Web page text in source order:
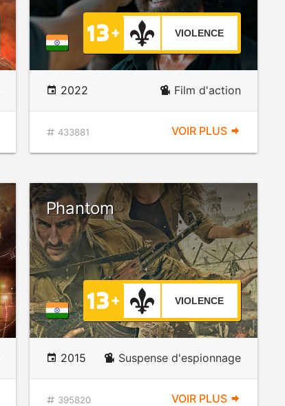
VIOLENCE
2022 Film d'action
433881 VOIR PLUS
Phantom
VIOLENCE
2015 Suspense d'espionnage
395820 VOIR PLUS